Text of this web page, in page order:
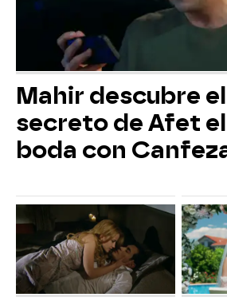
Mahir descubre
secreto de Afet
boda con